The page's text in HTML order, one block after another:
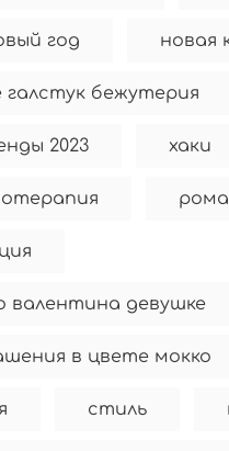
год новая
галстук бежутерия
2023 хаки
валентина девушке
в цвете мокко
стиль